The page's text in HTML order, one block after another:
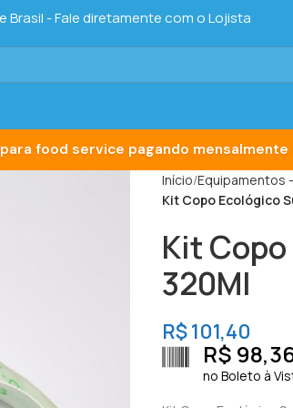
- Fale diretamente com o Lojista
Início Equipamentos
Kit Copo Ecológico
Kit
320Ml
R$101,40
R$
no Boleto à
food service pagando mensalmente